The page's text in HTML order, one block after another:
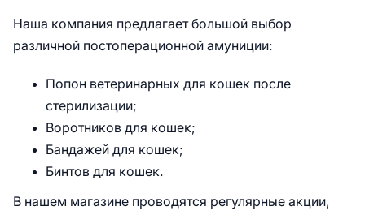
Наша компания предлагает большой выбор
различной постоперационной амуниции:
Попон ветеринарных для кошек после
стерилизации;
Воротников для кошек;
Бандажей для кошек;
Бинтов для кошек.
В нашем магазине проводятся регулярные акции,